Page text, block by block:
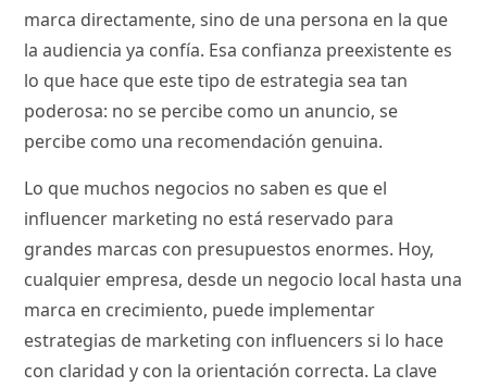
marca directamente, sino de una persona en la que
la audiencia ya confía. Esa confianza preexistente es
lo que hace que este tipo de estrategia sea tan
poderosa: no se percibe como un anuncio, se
percibe como una recomendación genuina.
Lo que muchos negocios no saben es que el
influencer marketing no está reservado para
grandes marcas con presupuestos enormes. Hoy,
cualquier empresa, desde un negocio local hasta una
marca en crecimiento, puede implementar
estrategias de marketing con influencers si lo hace
con claridad y con la orientación correcta. La clave